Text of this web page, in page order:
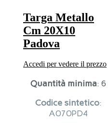
Targa Metallo
Cm 20X10
Padova
Accedi per vedere il prezzo
Quantità minima: 6
Codice sintetico:
A070PD4